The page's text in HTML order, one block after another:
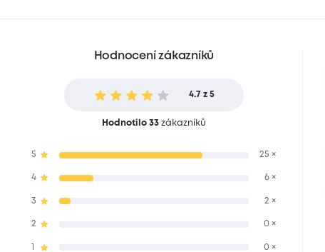
Hodnocení zákazníků
4.7 z 5
Hodnotilo 33zákazníků
5 25 ×
4 6 ×
3 2 ×
2 0 ×
0 ×